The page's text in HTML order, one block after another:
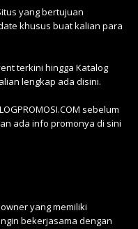
yang bertujuan
khusus buat kalian para
terkini hingga Katalog
lengkap ada disini.
sebelum
ada info promonya di sini
yang memiliki
bekerjasama dengan